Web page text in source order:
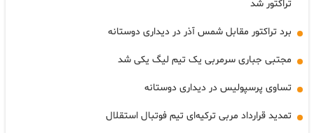
تراکتور شد
برد تراکتور مقابل شمس آذر در دیداری دوستانه
مجتبی جباری سرمربی یک تیم لیگ یکی شد
تساوی پرسپولیس در دیداری دوستانه
تمدید قرارداد مربی ترکیه‌ای تیم فوتبال استقلال